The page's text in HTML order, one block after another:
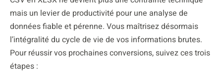
mais un levier de productivité pour une analyse de
données fiable et pérenne. Vous maîtrisez désormais
l’intégralité du cycle de vie de vos informations brutes.
Pour réussir vos prochaines conversions, suivez ces trois
étapes :